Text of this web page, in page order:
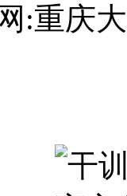
:重庆